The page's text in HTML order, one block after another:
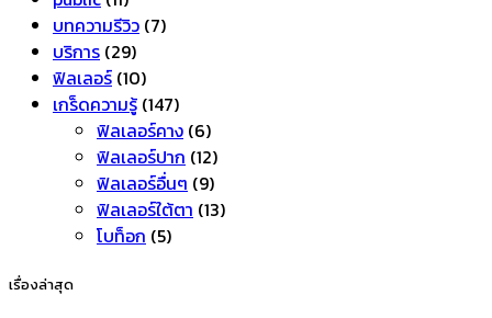
บทความรีวิว (7)
บริการ (29)
ฟิลเลอร์ (10)
เกร็ดความรู้ (147)
ฟิลเลอร์คาง (6)
ฟิลเลอร์ปาก (12)
ฟิลเลอร์อื่นๆ (9)
ฟิลเลอร์ใต้ตา (13)
โบท็อก (5)
เรื่องล่าสุด